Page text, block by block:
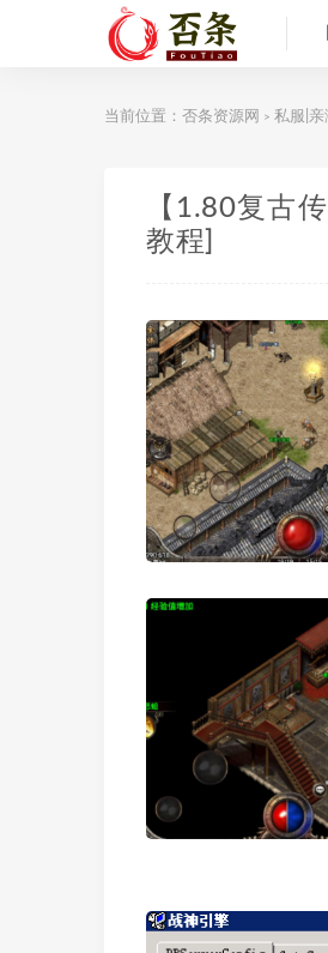
当前位置： 否条资源网 > 私服|亲
【1.80复古
教程]